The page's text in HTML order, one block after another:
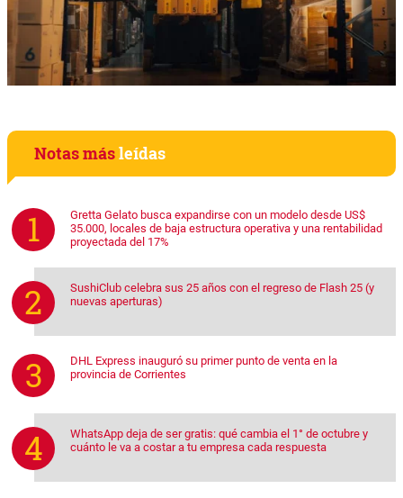
Notas másleídas
Gretta Gelato busca expandirse con un modelo desde US$
35.000, locales de baja estructura operativa y una rentabilidad
proyectada del 17%
SushiClub celebra sus 25 años con el regreso de Flash 25 (y
nuevas aperturas)
DHL Express inauguró su primer punto de venta en la
provincia de Corrientes
WhatsApp deja de ser gratis: qué cambia el 1° de octubre y
cuánto le va a costar a tu empresa cada respuesta